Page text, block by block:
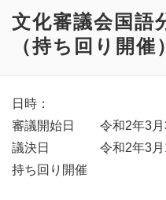
文化審議会国語
（持ち回り開催）
日時：
審議開始日
令和2年3月
議決日
令和2年3月
持ち回り開催